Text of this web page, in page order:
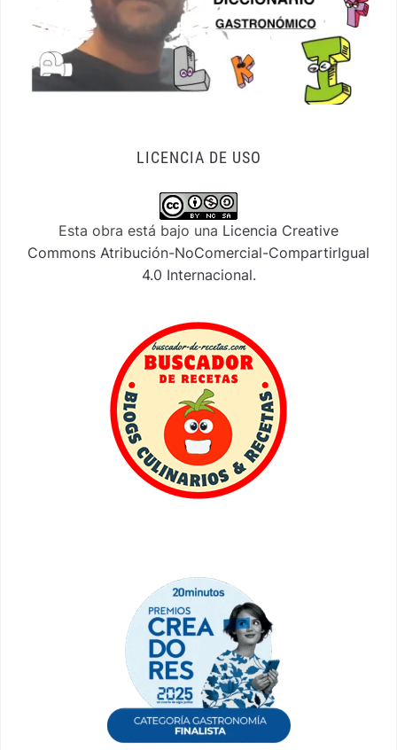
LICENCIA DE USO
Esta obra está bajo una Licencia Creative
Commons Atribución-NoComercial-CompartirIgual
4.0 Internacional.